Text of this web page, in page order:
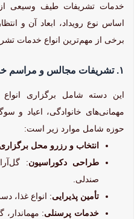
خدمات تشریفات طیف وسیعی
اساس نوع رویداد، ابعاد آن و
برخی از مهم‌ترین انواع خدمات
۱. تشریفات مجالس و مراسم خصوصی
این دسته شامل برگزاری
مهمانی‌های خانوادگی، اعیاد و
حوزه شامل موارد زیر است:
انتخاب و رزرو محل برگزاری
طراحی دکوراسیون:
صندلی.
تأمین پذیرایی: انواع غذا،
خدمات پرسنلی: مهماندار،